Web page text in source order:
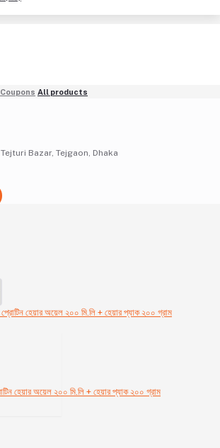
Coupons All products
Bazar, Tejgaon, Dhaka
হেয়ার অয়েল ২০০ মি.লি + হেয়ার প্যাক ২০০ গ্রাম